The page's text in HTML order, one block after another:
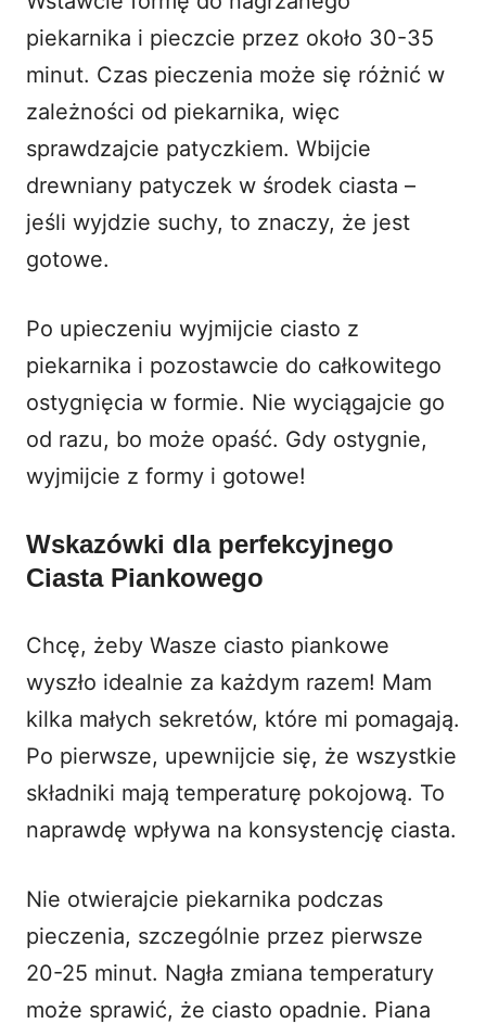
piekarnika i pieczcie przez około 30-35
minut. Czas pieczenia może się różnić w
zależności od piekarnika, więc
sprawdzajcie patyczkiem. Wbijcie
drewniany patyczek w środek ciasta –
jeśli wyjdzie suchy, to znaczy, że jest
gotowe.
Po upieczeniu wyjmijcie ciasto z
piekarnika i pozostawcie do całkowitego
ostygnięcia w formie. Nie wyciągajcie go
od razu, bo może opaść. Gdy ostygnie,
wyjmijcie z formy i gotowe!
Wskazówki dla perfekcyjnego
Ciasta Piankowego
Chcę, żeby Wasze ciasto piankowe
wyszło idealnie za każdym razem! Mam
kilka małych sekretów, które mi pomagają.
Po pierwsze, upewnijcie się, że wszystkie
składniki mają temperaturę pokojową. To
naprawdę wpływa na konsystencję ciasta.
Nie otwierajcie piekarnika podczas
pieczenia, szczególnie przez pierwsze
20-25 minut. Nagła zmiana temperatury
może sprawić, że ciasto opadnie. Piana